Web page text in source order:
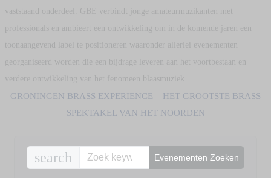
vaststaand onderdeel. GBE verbindt jonge amateurmuzikanten met
professionals en ambieert een ontwikkeling om in de komende jaren een
toonaangevend label te positioneren waaronder allerlei evenementen
georganiseerd worden die een bijdrage leveren aan het voortbestaan en
verdere ontwikkeling van het fenomeen blaasmuziek.
GRONINGEN BRASS EXPERIENCE – HET GROOTSTE BRASS
SPEKTAKEL VAN HET NOORDEN
search Evenementen Zoeken